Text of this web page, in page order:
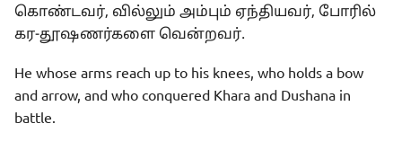
கொண்டவர், வில்லும் அம்பும் ஏந்தியவர், போரில்
கர-தூஷணர்களை வென்றவர்.
He whose arms reach up to his knees, who holds a bow
and arrow, and who conquered Khara and Dushana in
battle.